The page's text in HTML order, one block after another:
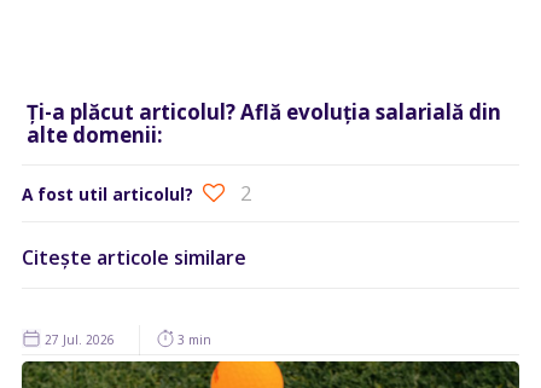
Ți-a plăcut articolul? Află evoluția salarială din
alte domenii:
A fost util articolul? 2
Citește articole similare
27 Jul. 2026 3 min